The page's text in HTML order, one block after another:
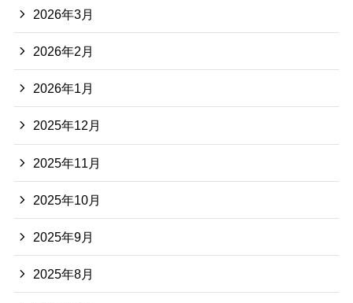
2026年3月
2026年2月
2026年1月
2025年12月
2025年11月
2025年10月
2025年9月
2025年8月